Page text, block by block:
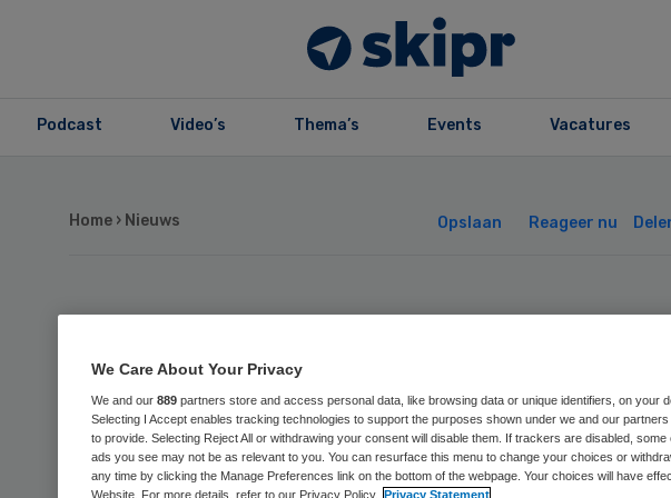
Podcast Video’s Thema’s Events Vacatures
Home › Nieuws Opslaan Reageer nu
HvA ontwikkelt
masteropleiding
IC-
We Care About Your Privacy
We and our 889 partners store and access personal data, like browsing data or unique identifiers, on your
Selecting I Accept enables tracking technologies to support the purposes shown under we and our
to provide. Selecting Reject All or withdrawing your consent will disable them. If trackers are disabled, some
ads you see may not be as relevant to you. You can resurface this menu to change your choices or
any time by clicking the Manage Preferences link on the bottom of the webpage. Your choices will have
Website. For more details, refer to our Privacy Policy. Privacy Statement